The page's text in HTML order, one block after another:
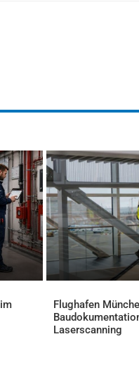
Flughafen
Laserscanning